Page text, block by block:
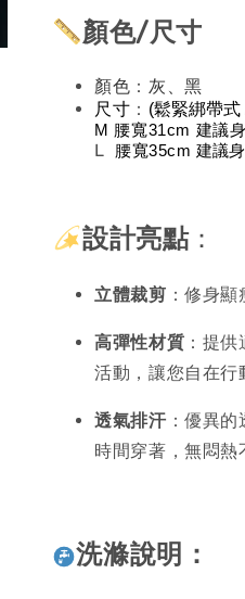
顏色/尺寸
顏色 ： 灰、黑
尺寸 ： (鬆緊綁帶
M 腰寬31cm 建議
L 腰寬35cm 建議
設計亮點：
立體裁剪 ：修身
高彈性材質 ：提
活動，讓您自在行
透氣排汗 ：優異
時間穿著，無悶熱
洗滌說明：